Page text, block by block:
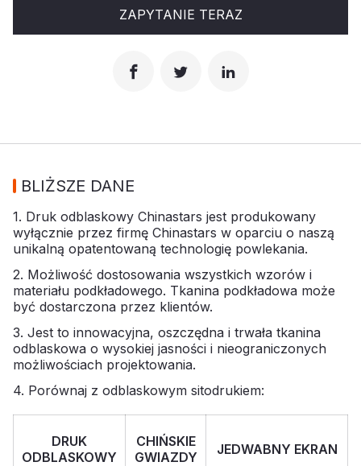
ZAPYTANIE TERAZ
BLIŻSZE DANE
1. Druk odblaskowy Chinastars jest produkowany
wyłącznie przez firmę Chinastars w oparciu o naszą
unikalną opatentowaną technologię powlekania.
2. Możliwość dostosowania wszystkich wzorów i
materiału podkładowego. Tkanina podkładowa może
być dostarczona przez klientów.
3. Jest to innowacyjna, oszczędna i trwała tkanina
odblaskowa o wysokiej jasności i nieograniczonych
możliwościach projektowania.
4. Porównaj z odblaskowym sitodrukiem:
DRUK
ODBLASKOWY
CHIŃSKIE
GWIAZDY
JEDWABNY EKRAN